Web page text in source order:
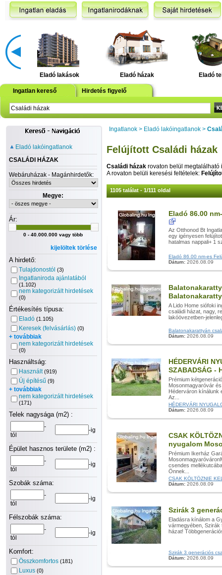
Eladó lakások Eladó házak Eladó
Ingatlan kereső Hirdetés figyelő
Eladó lakóingatlanok
CSALÁDI HÁZAK
Webáruházak - Magánhirdetők:
Megye:
Ár:
0 - 40.000.000 vagy több
kijelöltek törlése
A hirdető:
Tulajdonostól (3)
Ingatlaniroda ajánlatából
(1.102)
nem kategorizált hirdetések
(0)
Értékesítés típusa:
Eladó (1.105)
Keresek (felvásárlás) (0)
+ továbbiak
nem kategorizált hirdetések
(0)
Használtság:
Használt (919)
Új építésű (9)
+ továbbiak
nem kategorizált hirdetések
(171)
Telek nagysága (m2) :
-
tól
-ig
Épület hasznos területe (m2) :
-
tól
-ig
Szobák száma:
-
tól
-ig
Félszobák száma:
-
tól
-ig
Komfort:
Összkomfortos (181)
Luxus (0)
Ingatlanok > Eladó lakóingatlanok >
Felújított Családi házak
Családi házak rovaton belül megtalálható
A rovaton belüli keresési feltételek:
1105 találat - 1/111 oldal
Eladó 86.00
Az Otthonod Bt
egy igényesen
hatalmas nappali+ 1
Eladó 86.00 nm-es
Dátum: 2026.08.09
A Lido Home siófoki
családi házat, nagy,
lakóövezetben-
Balatonakarattyán
Dátum: 2026.08.09
HÉDERVÁRI
SZABADSÁG -
Prémium
Mosonmagyaróvár
Héderváron kínálunk
Az...
HÉDERVÁRI
Dátum: 2026.08.09
CSAK
nyugalom
Prémium Ikerház
csendes
Önnek...
CSAK KÖLTÖZNIE
Dátum: 2026.08.09
Szirák 3
Eladásra kínálom a
vármegyében, Szirák
házat!
Szirák 3 generációs
Dátum: 2026.08.09